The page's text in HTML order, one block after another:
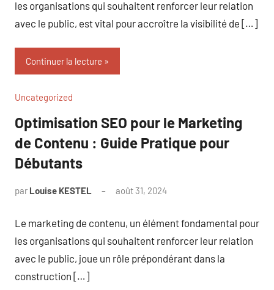
les organisations qui souhaitent renforcer leur relation
avec le public, est vital pour accroître la visibilité de […]
Continuer la lecture
Uncategorized
Optimisation SEO pour le Marketing
de Contenu : Guide Pratique pour
Débutants
par Louise KESTEL août 31, 2024
Le marketing de contenu, un élément fondamental pour
les organisations qui souhaitent renforcer leur relation
avec le public, joue un rôle prépondérant dans la
construction […]